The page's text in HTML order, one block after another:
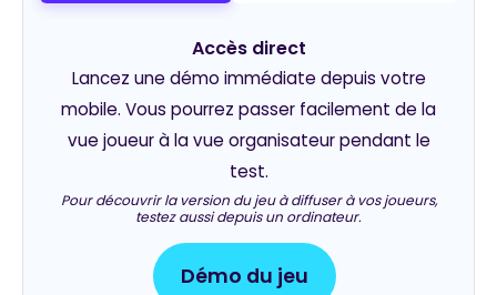
Accès direct
Lancez une démo immédiate depuis votre
mobile. Vous pourrez passer facilement de la
vue joueur à la vue organisateur pendant le
test.
Pour découvrir la version du jeu à diffuser à vos joueurs,
testez aussi depuis un ordinateur.
Démo du jeu